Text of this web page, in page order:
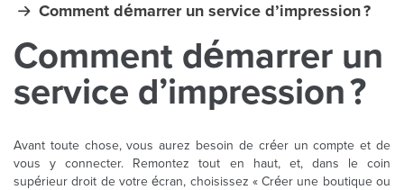
Comment démarrer un service d’impression ?
Comment démarrer un
service d’impression ?
Avant toute chose, vous aurez besoin de créer un compte et de
vous y connecter. Remontez tout en haut, et, dans le coin
supérieur droit de votre écran, choisissez « Créer une boutique ou